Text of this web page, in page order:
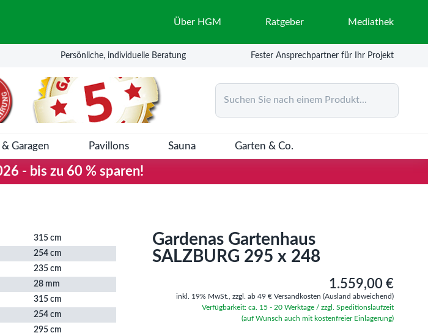
Über HGM Ratgeber Mediathek
Persönliche, individuelle Beratung Fester Ansprechpartner für Ihr Projekt
Suchen Sie nach einem Produkt...
Garagen Pavillons Sauna Garten & Co.
- bis zu 60 % sparen!
315 cm
254 cm
235 cm
28 mm
315 cm
254 cm
295 cm
Gardenas Gartenhaus
SALZBURG 295 x 248
1.559,00 €
inkl. 19% MwSt., zzgl. ab 49 € Versandkosten (Ausland abweichend)
Verfügbarkeit: ca. 15 - 20 Werktage / zzgl. Speditionslaufzeit
(auf Wunsch auch mit kostenfreier Einlagerung)